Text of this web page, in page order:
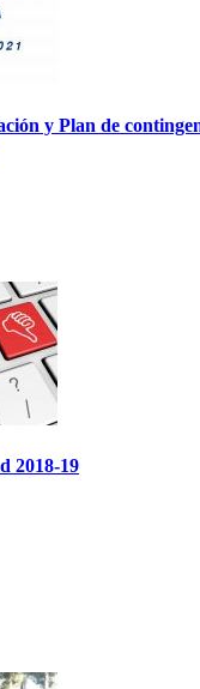
y Plan de
2018-19